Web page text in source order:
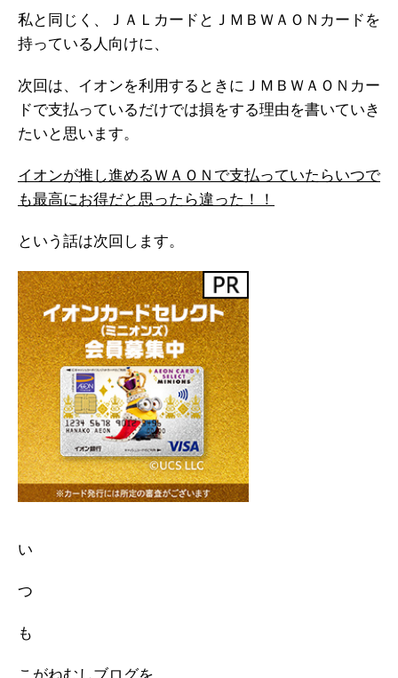
私と同じく、ＪＡＬカードとＪＭＢＷＡＯＮカードを
持っている人向けに、
次回は、イオンを利用するときにＪＭＢＷＡＯＮカー
ドで支払っているだけでは損をする理由を書いていき
たいと思います。
イオンが推し進めるＷＡＯＮで支払っていたらいつで
も最高にお得だと思ったら違った！！
という話は次回します。
い
つ
も